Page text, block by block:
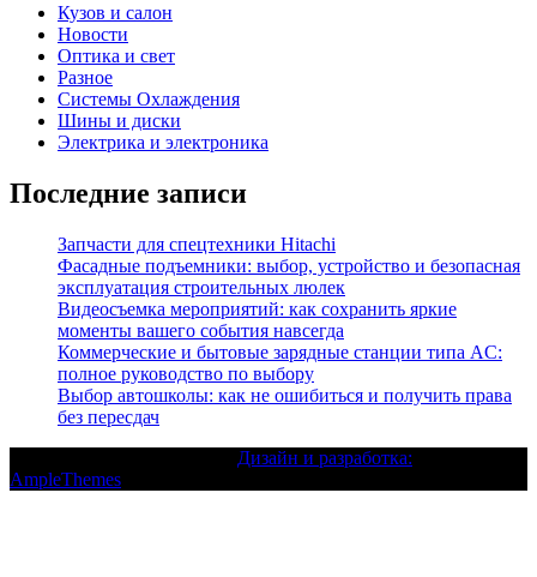
Кузов и салон
Новости
Оптика и свет
Разное
Системы Охлаждения
Шины и диски
Электрика и электроника
Последние записи
Запчасти для спецтехники Hitachi
Фасадные подъемники: выбор, устройство и безопасная
эксплуатация строительных люлек
Видеосъемка мероприятий: как сохранить яркие
моменты вашего события навсегда
Коммерческие и бытовые зарядные станции типа AC:
полное руководство по выбору
Выбор автошколы: как не ошибиться и получить права
без пересдач
Дизайн и разработка:
AmpleThemes